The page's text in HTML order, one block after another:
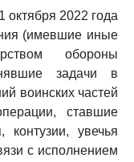
октября 2022 года
(имевшие иные
обороны
задачи в
воинских частей
ставшие
контузии, увечья
с исполнением